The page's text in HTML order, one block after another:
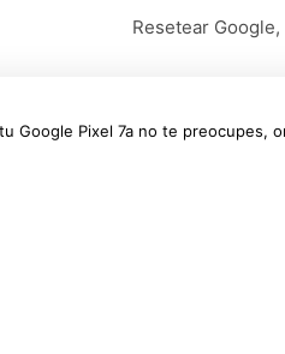
Resetear
Google Pixel 7a no te preocupes,